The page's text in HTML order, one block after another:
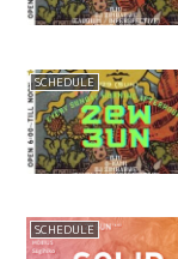
SCHEDULE
SCHEDULE